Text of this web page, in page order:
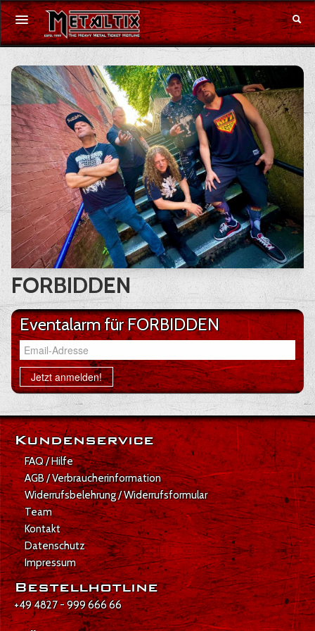
Konzerte
Festivals
Gutschein
Merchandise
DE|EN
Anmelden
FORBIDDEN
Eventalarm für FORBIDDEN
Email-Adresse
Jetzt anmelden!
Kundenservice
FAQ / Hilfe
AGB / Verbraucherinformation
Widerrufsbelehrung / Widerrufsformular
Team
Kontakt
Datenschutz
Impressum
Bestellhotline
+49 4827 - 999 666 66